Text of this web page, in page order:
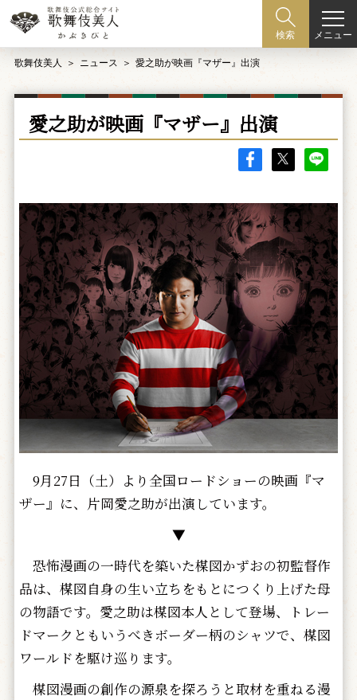
検索 メニュー
歌舞伎美人 ニュース 愛之助が映画『マザー』出演
愛之助が映画『マザー』出演
9月27日（土）より全国ロードショーの映画『マ
ザー』に、片岡愛之助が出演しています。
▼
恐怖漫画の一時代を築いた楳図かずおの初監督作
品は、楳図自身の生い立ちをもとにつくり上げた母
の物語です。愛之助は楳図本人として登場、トレー
ドマークともいうべきボーダー柄のシャツで、楳図
ワールドを駆け巡ります。
楳図漫画の創作の源泉を探ろうと取材を重ねる漫